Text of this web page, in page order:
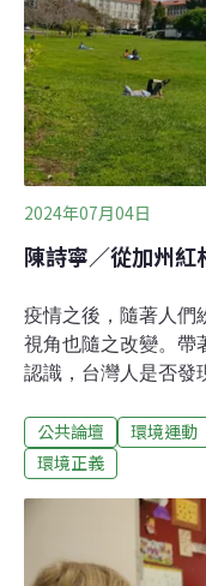
口遮蔭納入都市規劃
章。台灣若想借鏡韓
修訂《市區道路條例
準》著手，增訂相關
辦，唯
2024年07月04日
陳詩寧／從加州紅
疫情之後，隨著人們
視角也隨之改變。帶
認識，台灣人是否發
看到了台灣的影子
（Sequoia Capital）
資人。另一個紅杉
發與環保之間的辯
在台灣社會的共鳴
公共論壇 環境運動
環境正義